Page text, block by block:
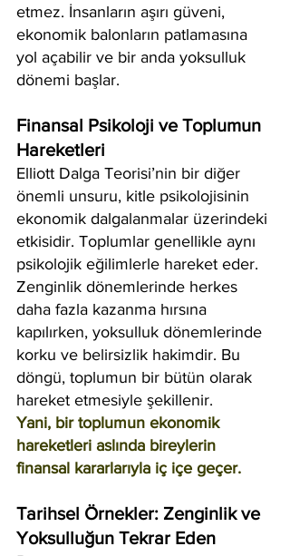
etmez. İnsanların aşırı güveni,
ekonomik balonların patlamasına
yol açabilir ve bir anda yoksulluk
dönemi başlar.
Finansal Psikoloji ve Toplumun
Hareketleri
Elliott Dalga Teorisi’nin bir diğer
önemli unsuru, kitle psikolojisinin
ekonomik dalgalanmalar üzerindeki
etkisidir. Toplumlar genellikle aynı
psikolojik eğilimlerle hareket eder.
Zenginlik dönemlerinde herkes
daha fazla kazanma hırsına
kapılırken, yoksulluk dönemlerinde
korku ve belirsizlik hakimdir. Bu
döngü, toplumun bir bütün olarak
hareket etmesiyle şekillenir.
Yani, bir toplumun ekonomik
hareketleri aslında bireylerin
finansal kararlarıyla iç içe geçer.
Tarihsel Örnekler: Zenginlik ve
Yoksulluğun Tekrar Eden